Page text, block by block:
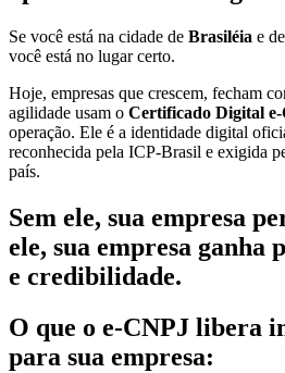
Se você está na cidade de Brasiléia e
você está no lugar certo.
Hoje, empresas que crescem, fecham
agilidade usam o Certificado Digital
operação. Ele é a identidade digital
reconhecida pela ICP-Brasil e exigida
país.
Sem ele, sua empresa
ele, sua empresa ganha
e credibilidade.
O que o e-CNPJ libera
para sua empresa: